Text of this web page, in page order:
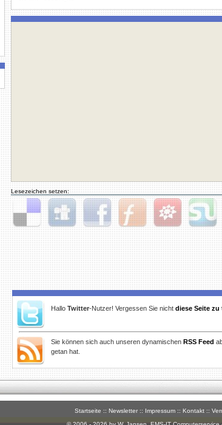
Lesezeichen setzen:
Delicious Digg Facebook Furl StudiVZ
Hallo Twitter-Nutzer! Vergessen Sie nicht diese Seite zu
Sie können sich auch unseren dynamischen RSS Feed
getan hat.
Startseite :: Newsletter :: Impressum :: Kontakt ::